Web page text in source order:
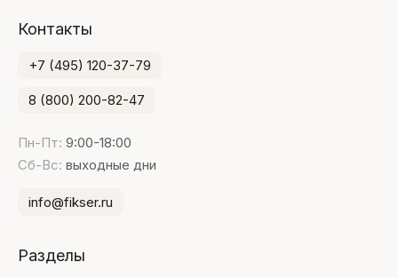
Контакты
+7 (495) 120-37-79
8 (800) 200-82-47
Пн-Пт: 9:00-18:00
Сб-Вс: выходные дни
info@fikser.ru
Разделы